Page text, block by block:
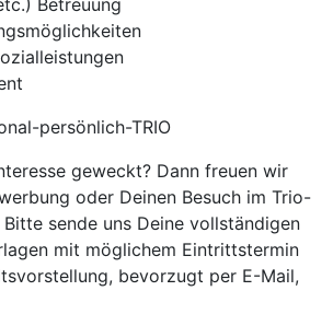
Betreuung
persönlich-TRIO
geweckt? Dann freuen wir
oder Deinen Besuch im Trio-
sende uns Deine vollständigen
mit möglichem Eintrittstermin
bevorzugt per E-Mail,